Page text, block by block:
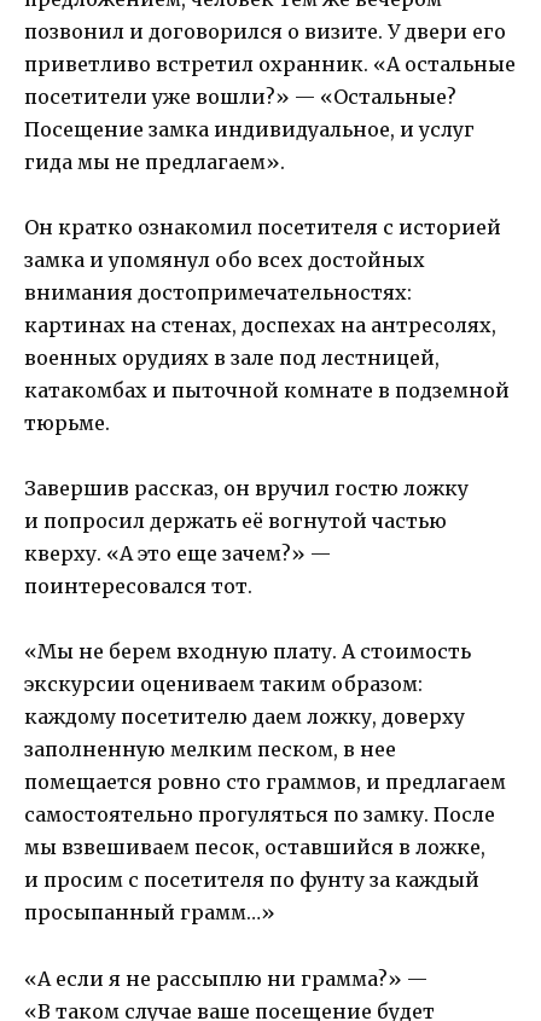
позвонил и договорился о визите. У двери его
приветливо встретил охранник. «А остальные
посетители уже вошли?» — «Остальные?
Посещение замка индивидуальное, и услуг
гида мы не предлагаем».
Он кратко ознакомил посетителя с историей
замка и упомянул обо всех достойных
внимания достопримечательностях:
картинах на стенах, доспехах на антресолях,
военных орудиях в зале под лестницей,
катакомбах и пыточной комнате в подземной
тюрьме.
Завершив рассказ, он вручил гостю ложку
и попросил держать её вогнутой частью
кверху. «А это еще зачем?» —
поинтересовался тот.
«Мы не берем входную плату. А стоимость
экскурсии оцениваем таким образом:
каждому посетителю даем ложку, доверху
заполненную мелким песком, в нее
помещается ровно сто граммов, и предлагаем
самостоятельно прогуляться по замку. После
мы взвешиваем песок, оставшийся в ложке,
и просим с посетителя по фунту за каждый
просыпанный грамм…»
«А если я не рассыплю ни грамма?» —
«В таком случае ваше посещение будет